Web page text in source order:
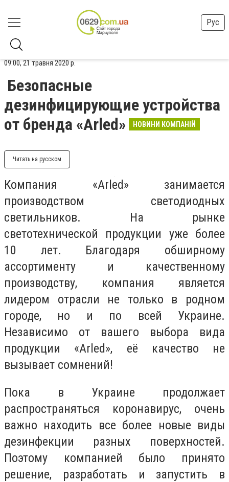
Рус
09:00, 21 травня 2020 р.
Безопасные
дезинфицирующие устройства
от бренда «Arled»
НОВИНИ КОМПАНІЙ
Читать на русском
Компания «Arled» занимается
производством светодиодных
светильников. На рынке
светотехнической продукции уже более
10 лет. Благодаря обширному
ассортименту и качественному
производству, компания является
лидером отрасли не только в родном
городе, но и по всей Украине.
Независимо от вашего выбора вида
продукции «Arled», её качество не
вызывает сомнений!
Пока в Украине продолжает
распространяться коронавирус, очень
важно находить все более новые виды
дезинфекции разных поверхностей.
Поэтому компанией было принято
решение, разработать и запустить в